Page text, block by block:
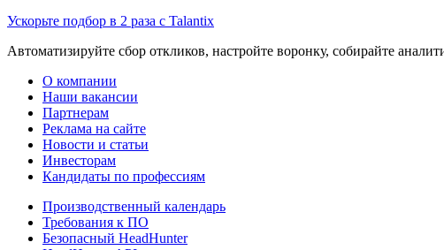
Ускорьте подбор в 2 раза с Talantix
Автоматизируйте сбор откликов, настройте воронку, собирайте
О компании
Наши вакансии
Партнерам
Реклама на сайте
Новости и статьи
Инвесторам
Кандидаты по профессиям
Производственный календарь
Требования к ПО
Безопасный HeadHunter